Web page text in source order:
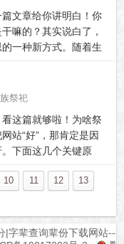
文章给你讲明白！你
嘛的？其实说白了，
一种新方式。随着生
就来聊聊这类网站的
祭祀
这篇就够啦！为啥祭
站“好”，那肯定是因
下面这几个关键原
不同祭祀，像清明、
10 11 12
13
字辈查询辈份下载网站---